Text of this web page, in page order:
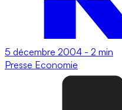
5 décembre 2004 - 2 min
Presse Economie